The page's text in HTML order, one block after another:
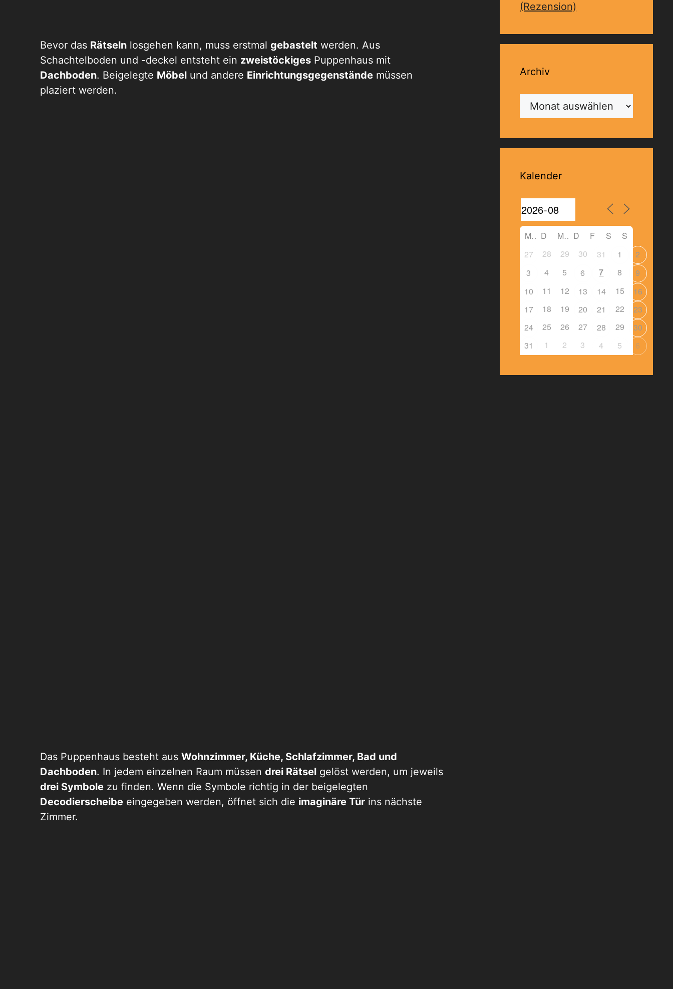
Bevor das Rätseln losgehen kann, muss erstmal gebastelt werden. Aus
Schachtelboden und -deckel entsteht ein zweistöckiges Puppenhaus mit
Dachboden. Beigelegte Möbel und andere Einrichtungsgegenstände müssen
plaziert werden.
Das Puppenhaus besteht aus Wohnzimmer, Küche, Schlafzimmer, Bad und
Dachboden. In jedem einzelnen Raum müssen drei Rätsel gelöst werden, um jeweils
drei Symbole zu finden. Wenn die Symbole richtig in der beigelegten
Decodierscheibe eingegeben werden, öffnet sich die imaginäre Tür ins nächste
Zimmer.
(Rezension)
Archiv
Archiv
Kalender
M D M D F S
S
27
28 29 30 31 1
2
3
4 5 6 7 8
9
10
11 12 13 14 15
16
17
18 19 20 21 22
23
24
25 26 27 28 29
30
31
1 2 3 4 5 6